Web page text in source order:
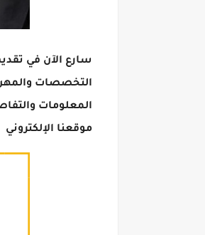
سارع الآن في
التخصصات
المعلومات
موقعنا الإلكتروني